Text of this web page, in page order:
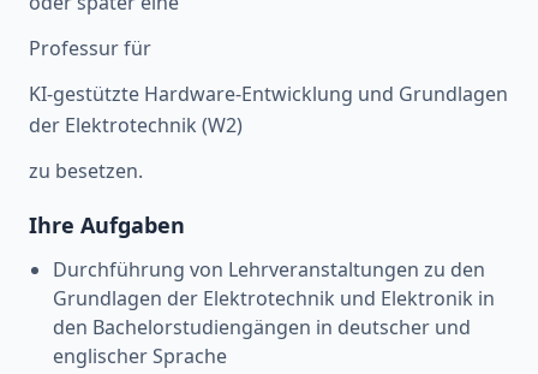
Professur für
KI-gestützte Hardware-Entwicklung und Grundlagen
der Elektrotechnik (W2)
zu besetzen.
Ihre Aufgaben
Durchführung von Lehrveranstaltungen zu den
Grundlagen der Elektrotechnik und Elektronik in
den Bachelorstudiengängen in deutscher und
englischer Sprache